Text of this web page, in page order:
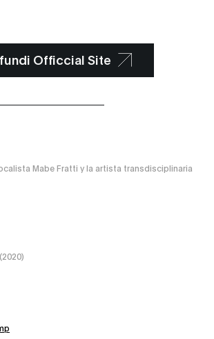
Officcial Site
Mabe Fratti y la artista transdisciplinaria